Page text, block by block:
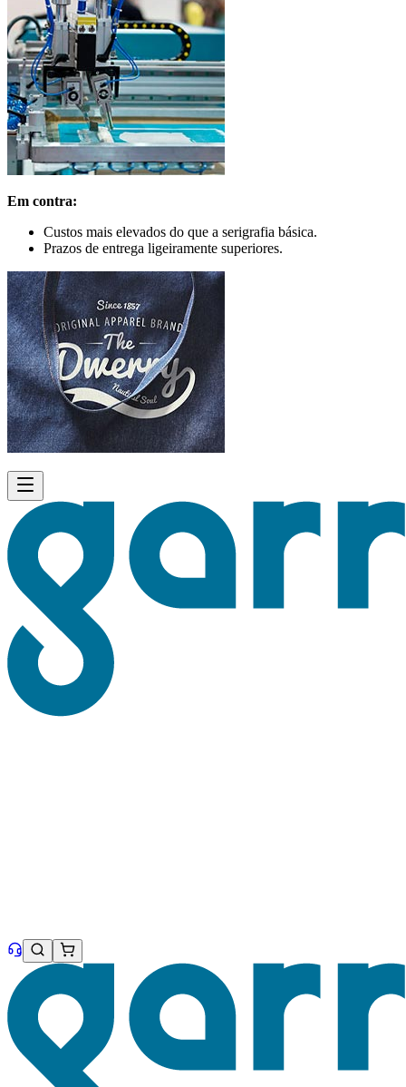
Em contra:
Custos mais elevados do que a serigrafia básica.
Prazos de entrega ligeiramente superiores.